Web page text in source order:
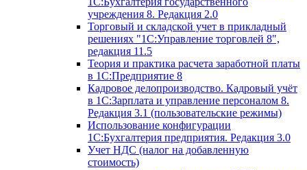
учреждения 8. Редакция 2.0
Торговый и складской учет в прикладный
решениях "1С:Управление торговлей 8",
редакция 11.5
Теория и практика расчета заработной платы
в 1С:Предприятие 8
Кадровое делопроизводство. Кадровый учёт
в 1С:Зарплата и управление персоналом 8.
Редакция 3.1 (пользовательские режимы)
Использование конфигурации
1С:Бухгалтерия предприятия. Редакция 3.0
Учет НДС (налог на добавленную
стоимость)